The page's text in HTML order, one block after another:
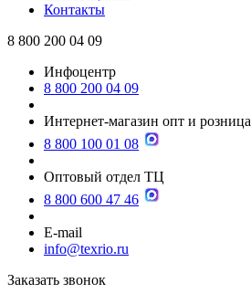
Контакты
8 800 200 04 09
Инфоцентр
8 800 200 04 09
Интернет-магазин опт и розница
8 800 100 01 08
Оптовый отдел ТЦ
8 800 600 47 46
E-mail
info@texrio.ru
Заказать звонок